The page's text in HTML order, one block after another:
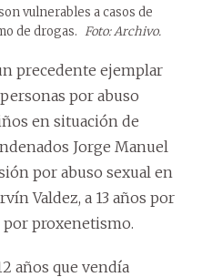
vulnerables a casos de
de drogas. Foto: Archivo.
precedente ejemplar
por abuso
en situación de
Jorge Manuel
por abuso sexual en
Valdez, a 13 años por
por proxenetismo.
años que vendía